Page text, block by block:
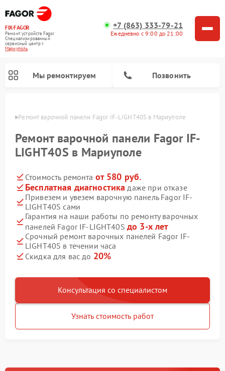
FIX-FAGOR
Ремонт устройств Fagor
Специализированный
cервисный центр г.
Мариуполь
+7 (863) 333-79-21
Ежедневно с 9:00 до 21:00
Мы ремонтируем Позвонить
Ремонт варочной панели Fagor IF-LIGHT40S в Мариуполе
Ремонт варочной панели Fagor IF-
LIGHT40S в Мариуполе
Стоимость ремонта от 580 руб.
Бесплатная диагностика даже при отказе
Привезем и увезем варочную панель Fagor IF-
LIGHT40S сами
Гарантия на наши работы по ремонту варочных
панелей Fagor IF-LIGHT40S до 3-х лет
Срочный ремонт варочных панелей Fagor IF-
LIGHT40S в течении часа
Скидка для вас до 20%
Консультация со специалистом
Узнать стоимость работ